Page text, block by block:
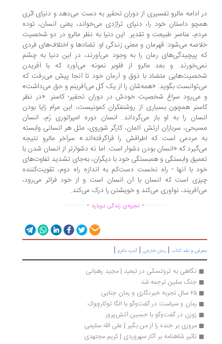
ادامه مالرو تفسیری از دوران تحقیر به دست می‌دهد و دنیای اثری
داستان خود را، دنیای تراژدی می‌خواند، یعنی انسان، توده
عناصر طبیعت و تقدیر. این دنیا به نظر مالرو در دو شخصیت
می‌شود: قهرمان و معنی زندگی او. تضادها و اختلاف‌های فردی
پیچیدگی‌های رمان را به وجود می‌آورند، در این دنیا به چشم
و بعد مالرو از فلوبر نمونه می‌آورد که با آفریدن
متضاد با ذوق و آرمان خود تا آنجا پیش می‌رفت که
بگوید: «همه‌شان را از یک گل می‌آفرینم و حق می‌داشت»
سراغ شخصیت خودش در دوران تحقیر؛ کاسنر. «در نظر
همچون بسیاری از روشنفکران کمونیست، این مرام زایا بودن
را به او باز می‌گرداند. انسان دوره امپراتوری رُم، انسان
سربازان ارتش آلمان، کارگر شوروی، مثل هر انسانی وابسته
مردمی است که اطرافش را فراگرفته‌اند.» سرآخر مالرو نتیجه
که «انسان بودن دشوار است. اما نه دشوارتر از انسان شدن با
وابستگی و همبستگی خود با دیگران، به‌جای تشدید تفاوت‌های
با آنها - راه نخست دست‌کم به اندازه راه دوم، تقویت‌کننده
است که انسان با آن انسان است و از خود فراتر می‌رود،
نوآوری می‌کند و خویشتن را درک می‌کند.
................تجربه‌ی زندگی دوباره ...............
و نقد کتاب|رمان خارجی|آندره مالرو|
نگاهی به تروتسکی در تبعید | مجید رهبانی
جنگ سلین ترجمه شد
رمان و سیاست در گفت‌وگو با الگا توکارچوک
زوزن در گفت‌وگو با حسین آتش‌پرور
مروری بر خنده را از من بگیر | علی الله سلیمی
تاثیر شاهنامه بر آثار سهروردی | کریم مجتهدی